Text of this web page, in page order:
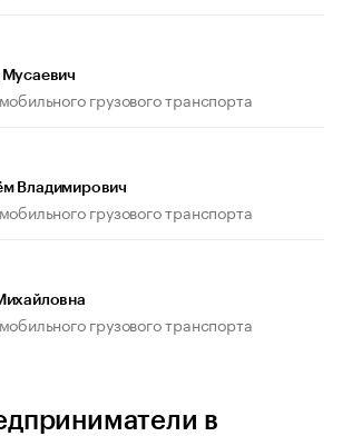
грузового транспорта
Владимирович
грузового транспорта
грузового транспорта
в